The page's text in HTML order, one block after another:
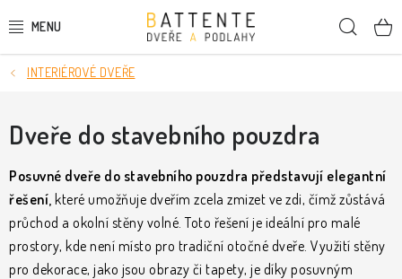
na
DVEŘE
SMRKOVÉ DVEŘE
PODLAHY
LIŠTY A DEKORAČNÍ PRVKY
NÁSTĚNNÉ PANELY
INTERIÉROVÉ DVEŘE
Dveře do stavebního pouzdra
Posuvné dveře do stavebního pouzdra představují elegantní
řešení, které umožňuje dveřím zcela zmizet ve zdi, čímž zůstává
průchod a okolní stěny volné. Toto řešení je ideální pro malé
prostory, kde není místo pro tradiční otočné dveře. Využití stěny
pro dekorace, jako jsou obrazy či tapety, je díky posuvným